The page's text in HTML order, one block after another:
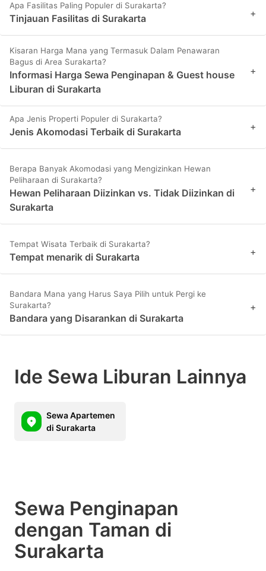
Apa Fasilitas Paling Populer di Surakarta?
Tinjauan Fasilitas di Surakarta +
Kisaran Harga Mana yang Termasuk Dalam Penawaran
Bagus di Area Surakarta?
Informasi Harga Sewa Penginapan & Guest house
Liburan di Surakarta
+
Apa Jenis Properti Populer di Surakarta?
Jenis Akomodasi Terbaik di Surakarta +
Berapa Banyak Akomodasi yang Mengizinkan Hewan
Peliharaan di Surakarta?
Hewan Peliharaan Diizinkan vs. Tidak Diizinkan di
Surakarta
+
Tempat Wisata Terbaik di Surakarta?
Tempat menarik di Surakarta +
Bandara Mana yang Harus Saya Pilih untuk Pergi ke
Surakarta?
Bandara yang Disarankan di Surakarta
+
Ide Sewa Liburan Lainnya
Sewa Apartemen
di Surakarta
Sewa Penginapan
dengan Taman di
Surakarta